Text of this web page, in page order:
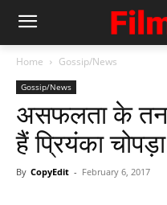
Home Gossip/News
Gossip/News
असफलता के
हैं प्रियंका चोपड़ा
By CopyEdit - February 6, 2017